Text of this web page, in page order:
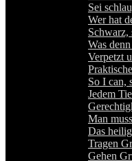
Sei
Wer hat
Was
Verpetzt
So I can,
Jedem
Man
Das
Tragen
Gehen